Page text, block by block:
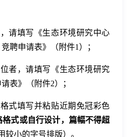
请填写《生态环境研究中心
聘申请表》 （附件1 ） ；
者，请填写《生态环境研究
表》
（附件2）；
式填写并粘贴近期免冠彩色
格式或自行设计，篇幅不得超
较小的字号排版）。